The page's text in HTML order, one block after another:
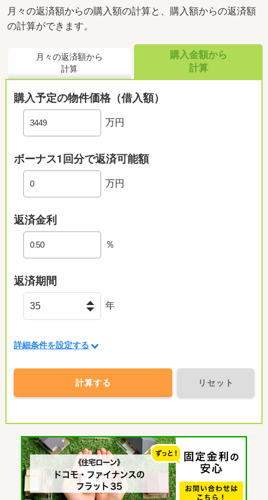
月々の返済額からの購入額の計算と、購入額からの返済額
の計算ができます。
月々の返済額から
計算
購入金額から
計算
購入予定の物件価格（借入額）
万円
ボーナス1回分で返済可能額
万円
返済金利
％
返済期間
年
詳細条件を設定する
計算する リセット